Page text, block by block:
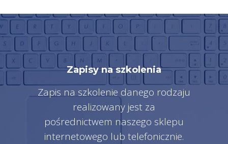
Zapisy na szkolenia
Zapis na szkolenie danego rodzaju
realizowany jest za
pośrednictwem naszego sklepu
internetowego lub telefonicznie.